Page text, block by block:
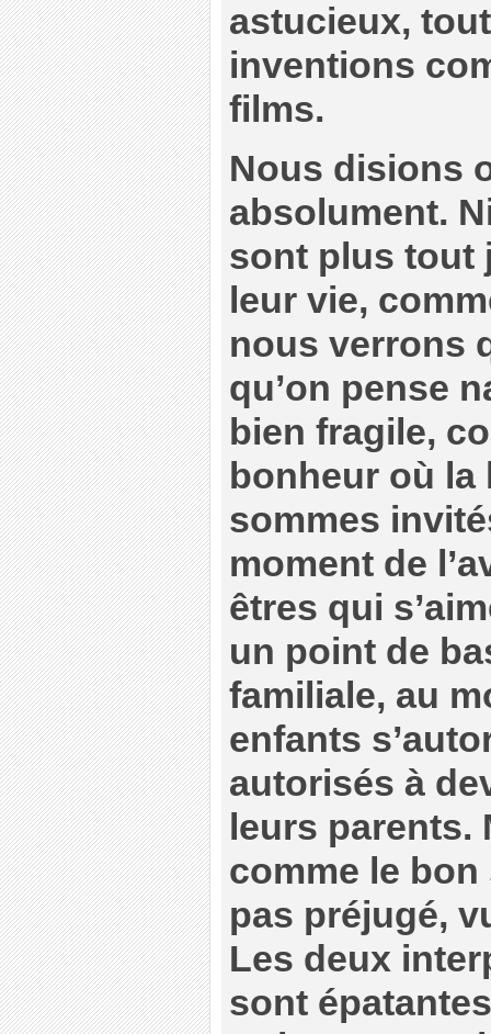
astucieux,
inventions
films.
Nous disions
absolument.
sont plus tout
leur vie,
nous verrons
qu’on pense
bien fragile,
bonheur où la
sommes
moment de
êtres qui
un point de
familiale, au
enfants
autorisés à
leurs parents.
comme le bon
pas préjugé,
Les deux
sont